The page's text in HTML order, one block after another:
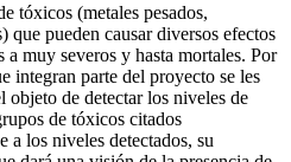
tóxicos (metales pesados,
pueden causar diversos efectos
a muy severos y hasta mortales. Por
integran parte del proyecto se les
de detectar los niveles de
de tóxicos citados
a los niveles detectados, su